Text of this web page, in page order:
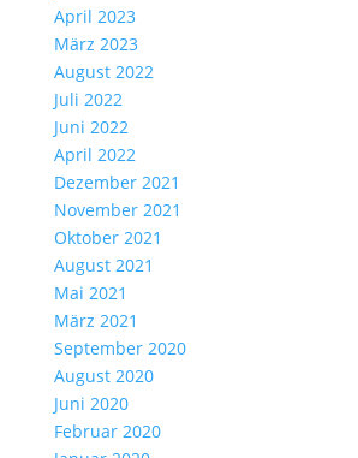
April 2023
März 2023
August 2022
Juli 2022
Juni 2022
April 2022
Dezember 2021
November 2021
Oktober 2021
August 2021
Mai 2021
März 2021
September 2020
August 2020
Juni 2020
Februar 2020